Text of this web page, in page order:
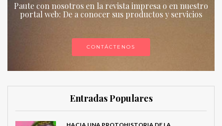
Paute con nosotros en la revista impresa o en nuestro
portal web: De a conocer sus productos y servicios
CONTÁCTENOS
Entradas Populares